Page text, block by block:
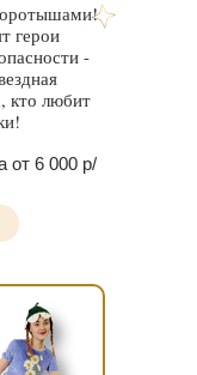
от 6 000 р/
герои
-
кто любит